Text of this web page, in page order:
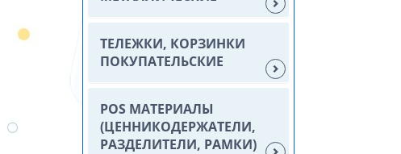
ТЕЛЕЖКИ, КОРЗИНКИ
ПОКУПАТЕЛЬСКИЕ
POS МАТЕРИАЛЫ
(ЦЕННИКОДЕРЖАТЕЛИ,
РАЗДЕЛИТЕЛИ, РАМКИ)